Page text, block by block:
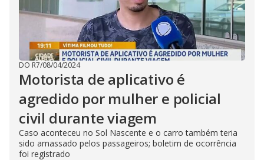
DO R7/08/04/2024
Motorista de aplicativo é
agredido por mulher e policial
civil durante viagem
Caso aconteceu no Sol Nascente e o carro também teria
sido amassado pelos passageiros; boletim de ocorrência
foi registrado